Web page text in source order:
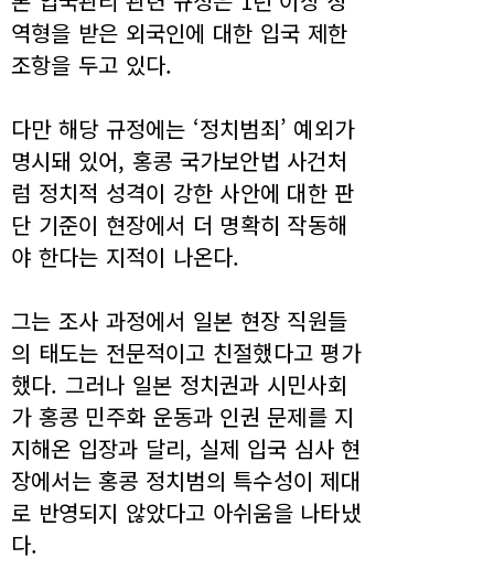
역형을 받은 외국인에 대한 입국 제한
조항을 두고 있다.
다만 해당 규정에는 ‘정치범죄’ 예외가
명시돼 있어, 홍콩 국가보안법 사건처
럼 정치적 성격이 강한 사안에 대한 판
단 기준이 현장에서 더 명확히 작동해
야 한다는 지적이 나온다.
그는 조사 과정에서 일본 현장 직원들
의 태도는 전문적이고 친절했다고 평가
했다. 그러나 일본 정치권과 시민사회
가 홍콩 민주화 운동과 인권 문제를 지
지해온 입장과 달리, 실제 입국 심사 현
장에서는 홍콩 정치범의 특수성이 제대
로 반영되지 않았다고 아쉬움을 나타냈
다.